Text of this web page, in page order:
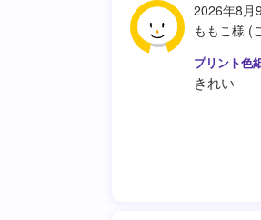
2026年8月
ももこ様 (
きれい